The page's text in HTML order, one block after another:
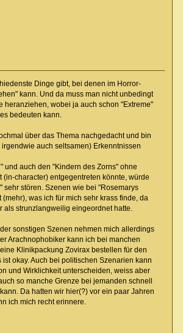
Dinge gibt, bei denen im Horror-
kann. Und da muss man nicht unbedingt
heranziehen, wobei ja auch schon "Extreme"
bedeuten kann.
über das Thema nachgedacht und bin
auch seltsamen) Erkenntnissen
und auch den "Kindern des Zorns" ohne
(in-character) entgegentreten könnte, würde
sehr stören. Szenen wie bei "Rosemarys
was ich für mich sehr krass finde, da
als strunzlangweilig eingeordnet hatte.
sonstigen Szenen nehmen mich allerdings
Arachnophobiker kann ich bei manchen
Klinikpackung Zovirax bestellen für den
ist okay. Auch bei politischen Szenarien kann
und Wirklichkeit unterscheiden, weiss aber
so manche Grenze bei jemanden schnell
Da hatten wir hier(?) vor ein paar Jahren
ich mich recht erinnere.